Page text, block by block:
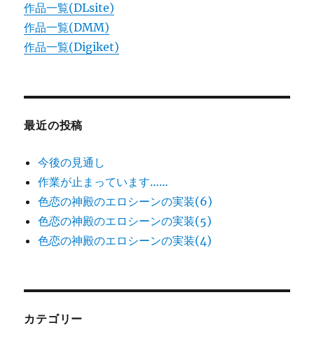
作品一覧(DLsite)
作品一覧(DMM)
作品一覧(Digiket)
最近の投稿
今後の見通し
作業が止まっています……
色恋の神殿のエロシーンの実装(6)
色恋の神殿のエロシーンの実装(5)
色恋の神殿のエロシーンの実装(4)
カテゴリー